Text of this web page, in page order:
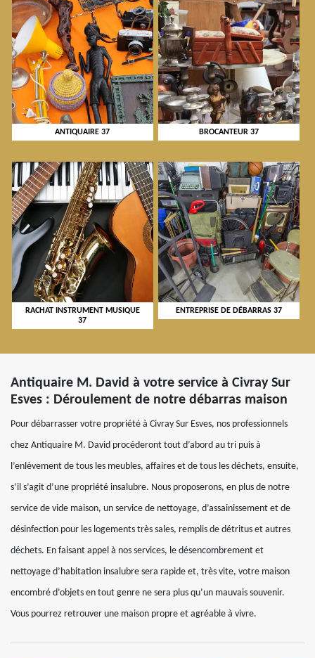
ANTIQUAIRE 37 BROCANTEUR 37
RACHAT INSTRUMENT MUSIQUE
37
ENTREPRISE DE DÉBARRAS 37
Antiquaire M. David à votre service à Civray Sur
Esves : Déroulement de notre débarras maison
Pour débarrasser votre propriété à Civray Sur Esves, nos professionnels
chez Antiquaire M. David procéderont tout d’abord au tri puis à
l’enlèvement de tous les meubles, affaires et de tous les déchets, ensuite,
s’il s’agit d’une propriété insalubre. Nous proposerons, en plus de notre
service de vide maison, un service de nettoyage, d’assainissement et de
désinfection pour les logements très sales, remplis de détritus et autres
déchets. En faisant appel à nos services, le désencombrement et
nettoyage d’habitation insalubre sera rapide et, très vite, votre maison
encombré d’objets en tout genre ne sera plus qu’un mauvais souvenir.
Vous pourrez retrouver une maison propre et agréable à vivre.